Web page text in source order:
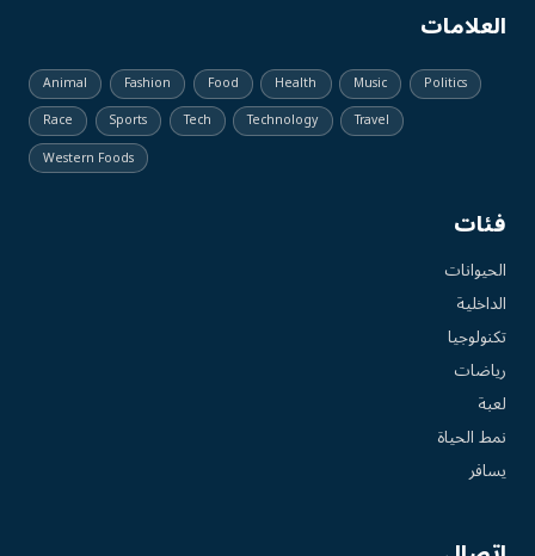
العلامات
Animal Fashion Food Health Music
Politics
Race
Sports Tech Technology
Travel
Western Foods
فئات
الحيوانات
الداخلية
تكنولوجيا
رياضات
لعبة
نمط الحياة
يسافر